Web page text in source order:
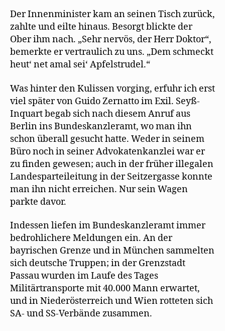
Der Innenminister kam an seinen Tisch zurück,
zahlte und eilte hinaus. Besorgt blickte der
Ober ihm nach. „Sehr nervös, der Herr Doktor“,
bemerkte er vertraulich zu uns. „Dem schmeckt
heut‘ net amal sei‘ Apfelstrudel.“
Was hinter den Kulissen vorging, erfuhr ich erst
viel später von Guido Zernatto im Exil. Seyß-
Inquart begab sich nach diesem Anruf aus
Berlin ins Bundeskanzleramt, wo man ihn
schon überall gesucht hatte. Weder in seinem
Büro noch in seiner Advokatenkanzlei war er
zu finden gewesen; auch in der früher illegalen
Landesparteileitung in der Seitzergasse konnte
man ihn nicht erreichen. Nur sein Wagen
parkte davor.
Indessen liefen im Bundeskanzleramt immer
bedrohlichere Meldungen ein. An der
bayrischen Grenze und in München sammelten
sich deutsche Truppen; in der Grenzstadt
Passau wurden im Laufe des Tages
Militärtransporte mit 40.000 Mann erwartet,
und in Niederösterreich und Wien rotteten sich
SA- und SS-Verbände zusammen.